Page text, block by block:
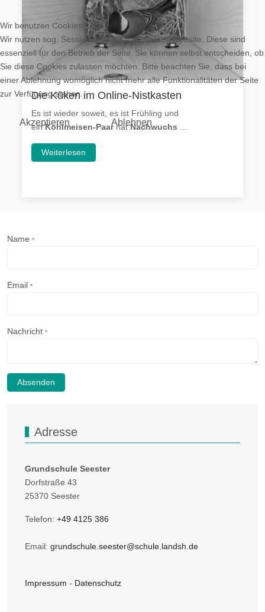
Die Küken im Online-Nistkasten
Es ist wieder soweit, es ist Frühling und
einKohlmeisen-PaarhatNachwuchs
Weiterlesen
Name *
Email *
Nachricht *
Absenden
Adresse
Grundschule Seester
Dorfstraße 43
25370 Seester
Telefon: +49 4125 386
Email: grundschule.seester@schule.landsh.de
Impressum - Datenschutz
Wir benutzen Cookies
Wir nutzen sog. Session-Cookies auf unserer Website. Diese sind
essenziell für den Betrieb der Seite. Sie können selbst entscheiden, ob
Sie diese Cookies zulassen möchten. Bitte beachten Sie, dass bei
einer Ablehnung womöglich nicht mehr alle Funktionalitäten der Seite
zur Verfügung stehen.
Akzeptieren Ablehnen